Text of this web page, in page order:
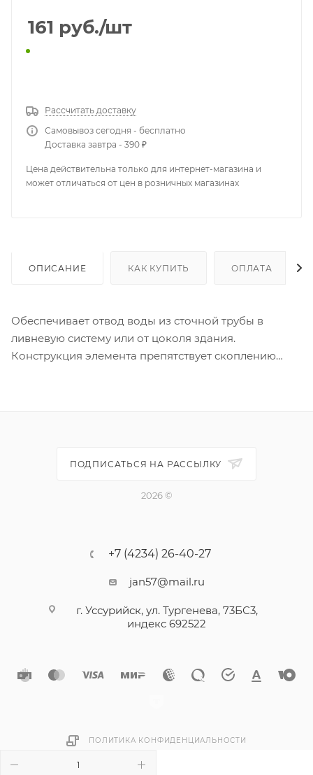
161 руб./шт
Рассчитать доставку
Самовывоз сегодня - бесплатно
Доставка завтра - 390 ₽
Цена действительна только для интернет-магазина и
может отличаться от цен в розничных магазинах
ОПИСАНИЕ КАК КУПИТЬ ОПЛАТА
Обеспечивает отвод воды из сточной трубы в
ливневую систему или от цоколя здания.
Конструкция элемента препятствует скоплению
ПОДПИСАТЬСЯ НА РАССЫЛКУ
2026 ©
+7 (4234) 26-40-27
jan57@mail.ru
г. Уссурийск, ул. Тургенева, 73БС3,
индекс 692522
ПОЛИТИКА КОНФИДЕНЦИАЛЬНОСТИ